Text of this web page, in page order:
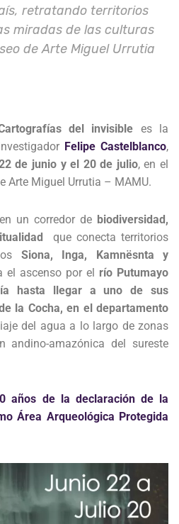
retratando territorios
miradas de las culturas
de Arte Miguel Urrutia
del invisible es la
Felipe Castelblanco,
de junio y el 20 de julio, en el
Arte Miguel Urrutia – MAMU.
un corredor de biodiversidad,
que conecta territorios
Siona, Inga, Kamnësnta y
el ascenso por el río Putumayo
hasta llegar a uno de sus
la Cocha, en el departamento
del agua a lo largo de zonas
andino-amazónica del sureste
años de la declaración de la
Área Arqueológica Protegida